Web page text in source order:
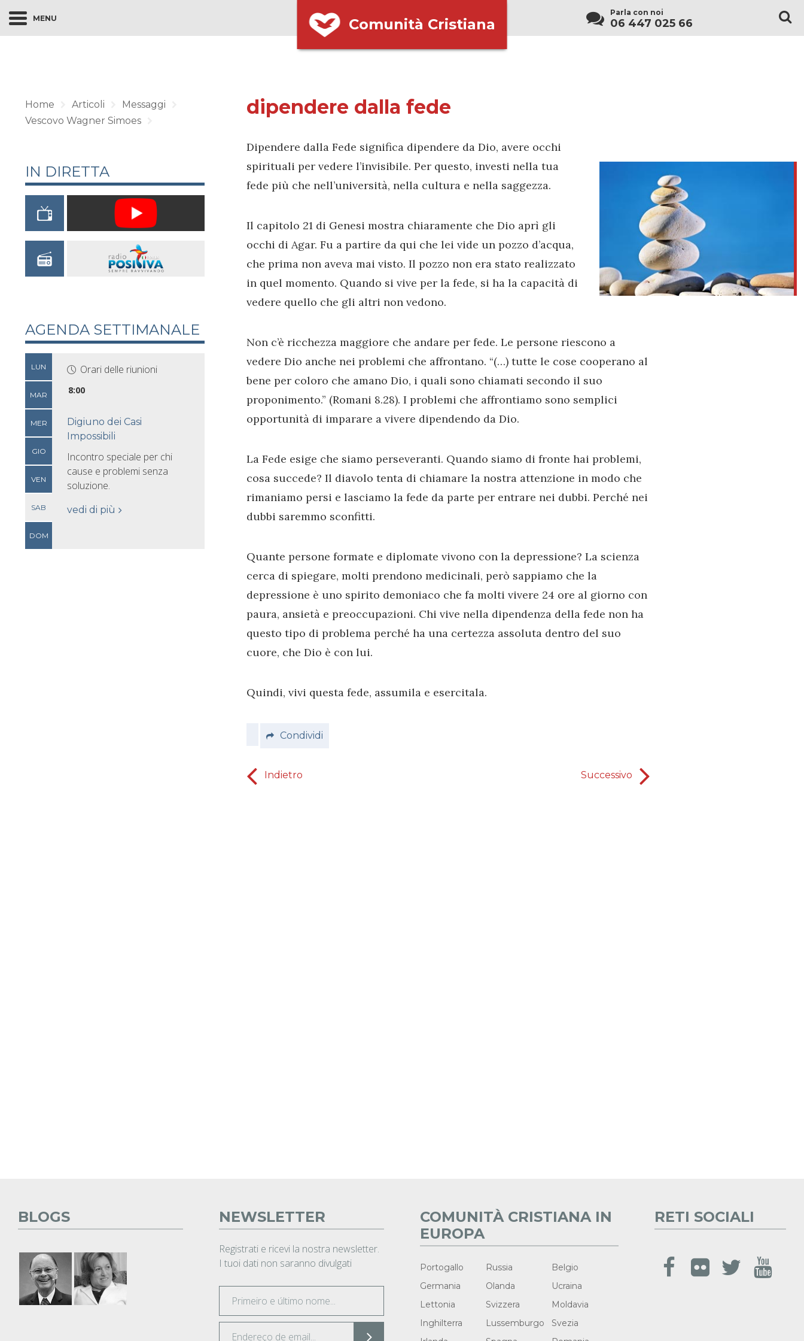
MENU Comunità Cristiana
Parla con noi
06 447 025 66
dipendere dalla fede
Dipendere dalla Fede significa dipendere da Dio, avere occhi
spirituali per vedere l’invisibile. Per questo, investi nella tua
fede più che nell’università, nella cultura e nella saggezza.
Il capitolo 21 di Genesi mostra chiaramente che Dio aprì gli
occhi di Agar. Fu a partire da qui che lei vide un pozzo d’acqua,
che prima non aveva mai visto. Il pozzo non era stato realizzato
in quel momento. Quando si vive per la fede, si ha la capacità di
vedere quello che gli altri non vedono.
Non c’è ricchezza maggiore che andare per fede. Le persone riescono a
vedere Dio anche nei problemi che affrontano. “(…) tutte le cose cooperano al
bene per coloro che amano Dio, i quali sono chiamati secondo il suo
proponimento.” (Romani 8.28). I problemi che affrontiamo sono semplici
opportunità di imparare a vivere dipendendo da Dio.
La Fede esige che siamo perseveranti. Quando siamo di fronte hai problemi,
cosa succede? Il diavolo tenta di chiamare la nostra attenzione in modo che
rimaniamo persi e lasciamo la fede da parte per entrare nei dubbi. Perché nei
dubbi saremmo sconfitti.
Quante persone formate e diplomate vivono con la depressione? La scienza
cerca di spiegare, molti prendono medicinali, però sappiamo che la
depressione è uno spirito demoniaco che fa molti vivere 24 ore al giorno con
paura, ansietà e preoccupazioni. Chi vive nella dipendenza della fede non ha
questo tipo di problema perché ha una certezza assoluta dentro del suo
cuore, che Dio è con lui.
Quindi, vivi questa fede, assumila e esercitala.
Condividi
Indietro Successivo
Home Articoli
Messaggi
Vescovo Wagner Simoes
IN DIRETTA
AGENDA SETTIMANALE
LUN
MAR
MER
GIO
VEN
SAB
DOM
Orari delle riunioni
8:00
Digiuno dei Casi
Impossibili
Incontro speciale per chi
cause e problemi senza
soluzione.
vedi di più
BLOGS NEWSLETTER
Registrati e ricevi la nostra newsletter.
I tuoi dati non saranno divulgati
COMUNITÀ CRISTIANA IN
EUROPA
Portogallo Russia
Belgio
Germania
Olanda
Ucraina
Lettonia
Svizzera
Moldavia
Inghilterra
Lussemburgo
Svezia
RETI SOCIALI